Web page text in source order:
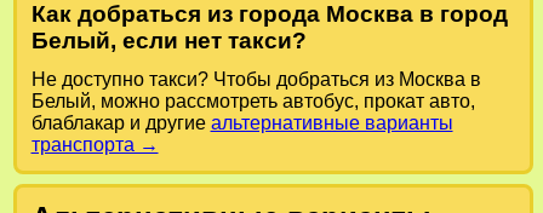
Как добраться из города Москва в город
Белый, если нет такси?
Не доступно такси? Чтобы добраться из Москва в
Белый, можно рассмотреть автобус, прокат авто,
блаблакар и другие альтернативные варианты
транспорта →